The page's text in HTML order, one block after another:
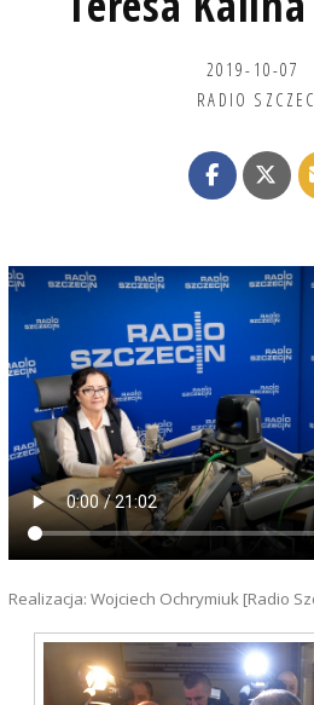
2019-10-07
RADIO
Realizacja: Wojciech Ochrymiuk [Radio